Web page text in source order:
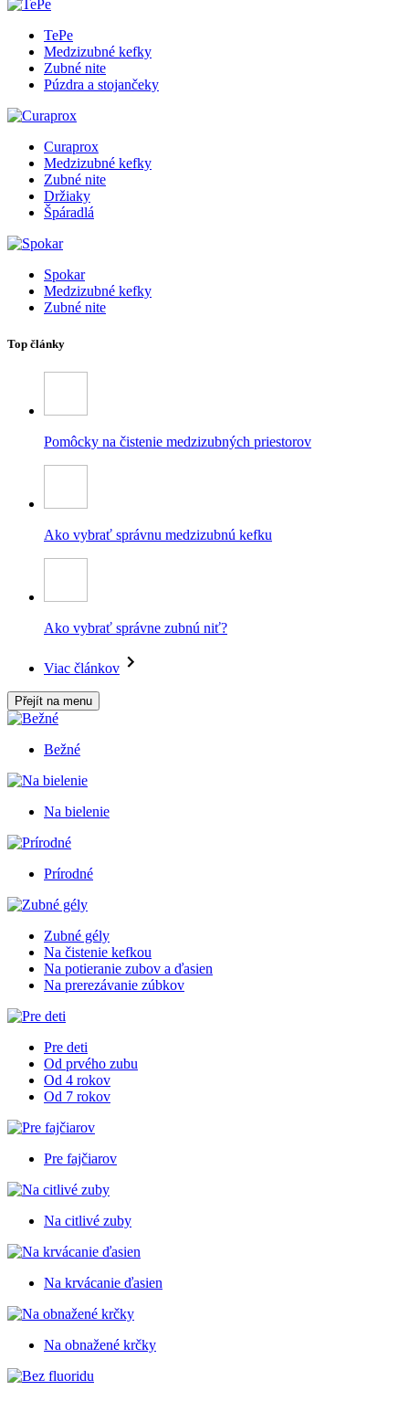
TePe
Medzizubné kefky
Zubné nite
Púzdra a stojančeky
Curaprox
Medzizubné kefky
Zubné nite
Držiaky
Špáradlá
Spokar
Medzizubné kefky
Zubné nite
Top články
Pomôcky na čistenie medzizubných priestorov
Ako vybrať správnu medzizubnú kefku
Ako vybrať správne zubnú niť?
Viac článkov
Přejít na menu
Bežné
Na bielenie
Prírodné
Zubné gély
Na čistenie kefkou
Na potieranie zubov a ďasien
Na prerezávanie zúbkov
Pre deti
Od prvého zubu
Od 4 rokov
Od 7 rokov
Pre fajčiarov
Na citlivé zuby
Na krvácanie ďasien
Na obnažené krčky